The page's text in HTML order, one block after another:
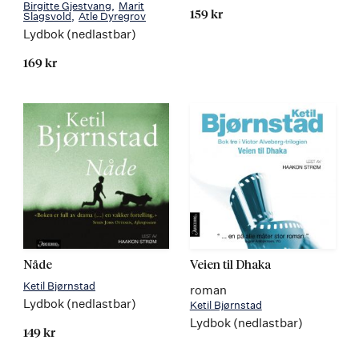
Birgitte Gjestvang
Marit
Slagsvold
Atle Dyregrov
Lydbok (nedlastbar)
169 kr
159 kr
Nåde
Ketil Bjørnstad
Lydbok (nedlastbar)
149 kr
Veien til Dhaka
roman
Ketil Bjørnstad
Lydbok (nedlastbar)